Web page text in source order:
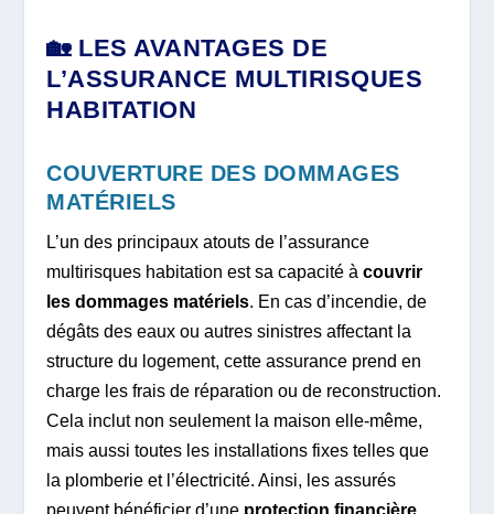
🏡 LES AVANTAGES DE
L’ASSURANCE MULTIRISQUES
HABITATION
COUVERTURE DES DOMMAGES
MATÉRIELS
L’un des principaux atouts de l’assurance
multirisques habitation est sa capacité àcouvrir
les dommages matériels. En cas d’incendie, de
dégâts des eaux ou autres sinistres affectant la
structure du logement, cette assurance prend en
charge les frais de réparation ou de reconstruction.
Cela inclut non seulement la maison elle-même,
mais aussi toutes les installations fixes telles que
la plomberie et l’électricité. Ainsi, les assurés
peuvent bénéficier d’une protection financière